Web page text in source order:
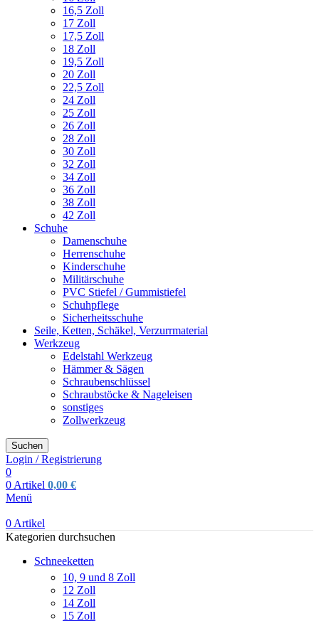
16,5 Zoll
17 Zoll
17,5 Zoll
18 Zoll
19,5 Zoll
20 Zoll
22,5 Zoll
24 Zoll
25 Zoll
26 Zoll
28 Zoll
30 Zoll
32 Zoll
34 Zoll
36 Zoll
38 Zoll
42 Zoll
Schuhe
Damenschuhe
Herrenschuhe
Kinderschuhe
Militärschuhe
PVC Stiefel / Gummistiefel
Schuhpflege
Sicherheitsschuhe
Seile, Ketten, Schäkel, Verzurrmaterial
Werkzeug
Edelstahl Werkzeug
Hämmer & Sägen
Schraubenschlüssel
Schraubstöcke & Nageleisen
sonstiges
Zollwerkzeug
Suchen
Login / Registrierung
0
0 Artikel 0,00 €
Menü
0 Artikel
Kategorien durchsuchen
Schneeketten
10, 9 und 8 Zoll
12 Zoll
14 Zoll
15 Zoll